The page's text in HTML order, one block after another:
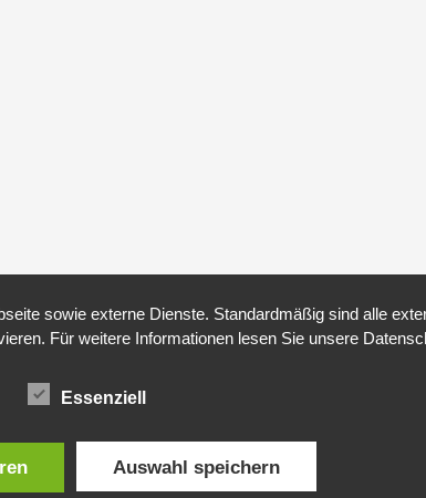
sowie externe Dienste. Standardmäßig sind alle
Für weitere Informationen lesen Sie unsere
Essenziell
Auswahl speichern